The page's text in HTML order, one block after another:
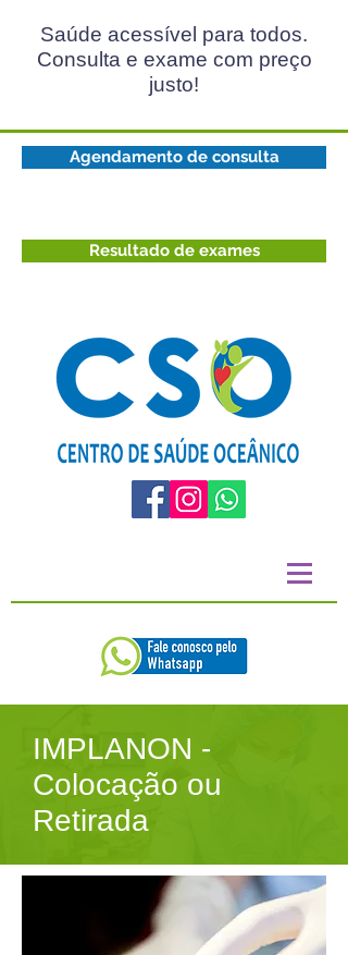
Saúde acessível para todos.
Consulta e exame com preço
justo!
Agendamento de consulta
Resultado de exames
IMPLANON -
Colocação ou
Retirada